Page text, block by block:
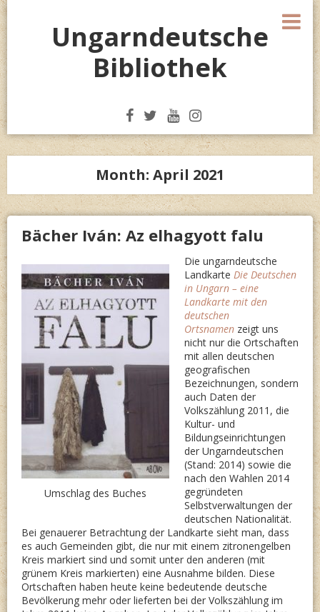
Skip
Ungarndeutsche
Bibliothek
Month: April 2021
Bächer Iván: Az elhagyott falu
Umschlag des Buches
Die ungarndeutsche
Landkarte Die Deutschen
in Ungarn – eine
Landkarte mit den
deutschen
Ortsnamen zeigt uns
nicht nur die Ortschaften
mit allen deutschen
geografischen
Bezeichnungen, sondern
auch Daten der
Volkszählung 2011, die
Kultur- und
Bildungseinrichtungen
der Ungarndeutschen
(Stand: 2014) sowie die
nach den Wahlen 2014
gegründeten
Selbstverwaltungen der
deutschen Nationalität.
Bei genauerer Betrachtung der Landkarte sieht man, dass
es auch Gemeinden gibt, die nur mit einem zitronengelben
Kreis markiert sind und somit unter den anderen (mit
grünem Kreis markierten) eine Ausnahme bilden. Diese
Ortschaften haben heute keine bedeutende deutsche
Bevölkerung mehr oder lieferten bei der Volkszählung im